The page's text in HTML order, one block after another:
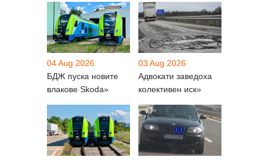
04 Aug 2026
БДЖ пуска новите
влакове Skoda»
03 Aug 2026
Адвокати заведоха
колективен иск»